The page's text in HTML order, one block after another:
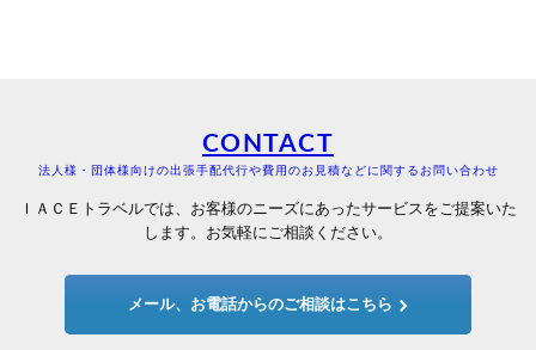
CONTACT
法人様・団体様向けの出張手配代行や費用のお見積などに関するお問い合わせ
ＩＡＣＥトラベルでは、お客様のニーズにあったサービスをご提案いた
します。お気軽にご相談ください。
メール、お電話からのご相談はこちら